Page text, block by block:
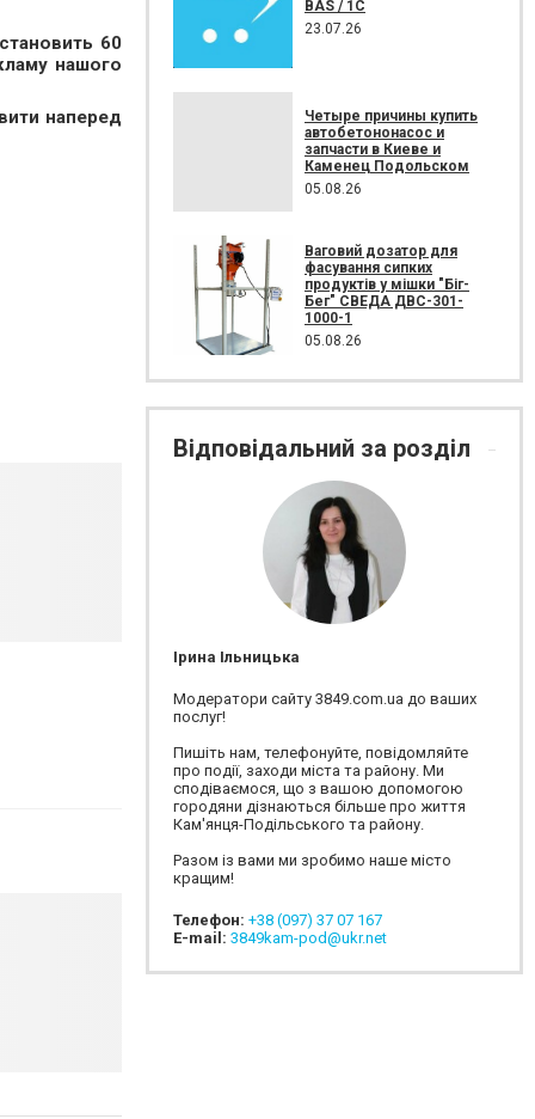
60
нашого
наперед
BAS / 1С
23.07.26
Четыре причины купить
автобетононасос и
запчасти в Киеве и
Каменец Подольском
05.08.26
Ваговий дозатор для
фасування сипких
продуктів у мішки "Біг-
Бег" СВЕДА ДВС-301-
1000-1
05.08.26
Відповідальний за розділ
Ірина Ільницька
Модератори сайту 3849.com.ua до ваших
послуг!
Пишіть нам, телефонуйте, повідомляйте
про події, заходи міста та району. Ми
сподіваємося, що з вашою допомогою
городяни дізнаються більше про життя
Кам'янця-Подільського та району.
Разом із вами ми зробимо наше місто
кращим!
Телефон: +38 (097) 37 07 167
E-mail: 3849kam-pod@ukr.net